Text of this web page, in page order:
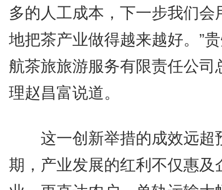
多的人工成本，下一步我们会
地把茶产业做得越来越好。”
航茶旅旅游服务有限责任公司
理赵昌富说道。
这一创新举措的成效远超
期，产业发展的红利不仅惠及